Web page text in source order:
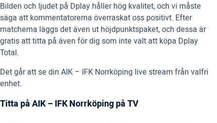
Bilden och ljudet på Dplay håller hög kvalitet, och vi måste
säga att kommentatorerna överraskat oss positivt. Efter
matcherna läggs det även ut höjdpunktspaket, och dessa är
gratis att titta på även för dig som inte valt att köpa Dplay
Total.
Det går att se din AIK – IFK Norrköping live stream från valfri
enhet.
Titta på AIK – IFK Norrköping på TV